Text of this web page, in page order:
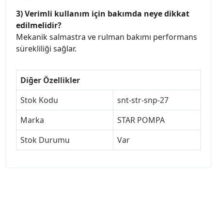
3) Verimli kullanım için bakımda neye dikkat
edilmelidir?
Mekanik salmastra ve rulman bakımı performans
sürekliliği sağlar.
Diğer Özellikler
Stok Kodu
snt-str-snp-27
Marka
STAR POMPA
Stok Durumu
Var